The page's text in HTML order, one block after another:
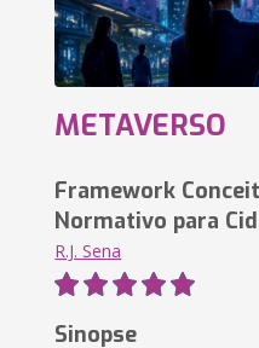
METAVERSO
Framework
Normativo para
R.J. Sena
Sinopse